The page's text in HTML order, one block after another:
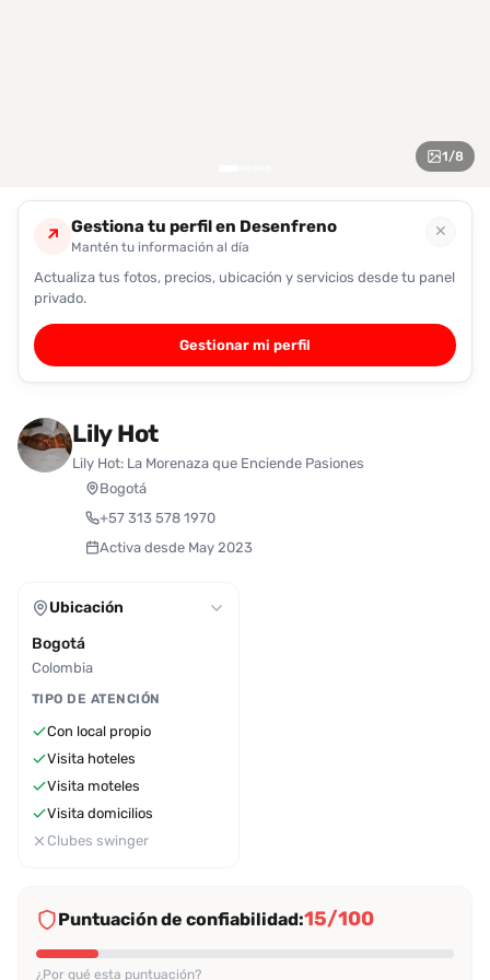
1/8
↗ Gestiona tu perfil en Desenfreno
Mantén tu información al día
✕
Actualiza tus fotos, precios, ubicación y servicios desde tu panel
privado.
Gestionar mi perfil
Lily Hot
Lily Hot: La Morenaza que Enciende Pasiones
Bogotá
+57 313 578 1970
Activa desde May 2023
Ubicación
Bogotá
Colombia
TIPO DE ATENCIÓN
Con local propio
Visita hoteles
Visita moteles
Visita domicilios
Clubes swinger
Puntuación de confiabilidad:15/100
¿Por qué esta puntuación?